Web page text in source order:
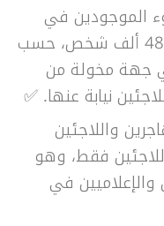
الموجودين في
مصر، حتى 15 يناير 2024، نحو 480 ألف شخص، حسب
جهة مخولة من
نيابة عنها. ✅
واللاجئين
فقط، وهو
في